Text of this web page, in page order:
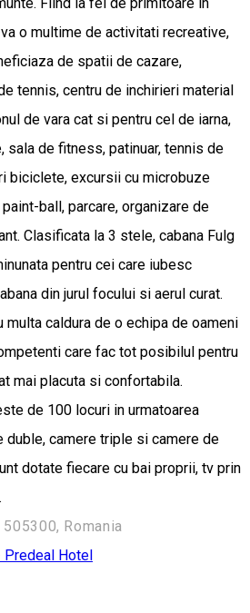
o multime de activitati recreative,
de spatii de cazare,
tennis, centru de inchirieri material
de vara cat si pentru cel de iarna,
sala de fitness, patinuar, tennis de
biciclete, excursii cu microbuze
ball, parcare, organizare de
Clasificata la 3 stele, cabana Fulg
pentru cei care iubesc
din jurul focului si aerul curat.
caldura de o echipa de oameni
care fac tot posibilul pentru
mai placuta si confortabila.
de 100 locuri in urmatoarea
duble, camere triple si camere de
dotate fiecare cu bai proprii, tv prin
Romania
Predeal Hotel